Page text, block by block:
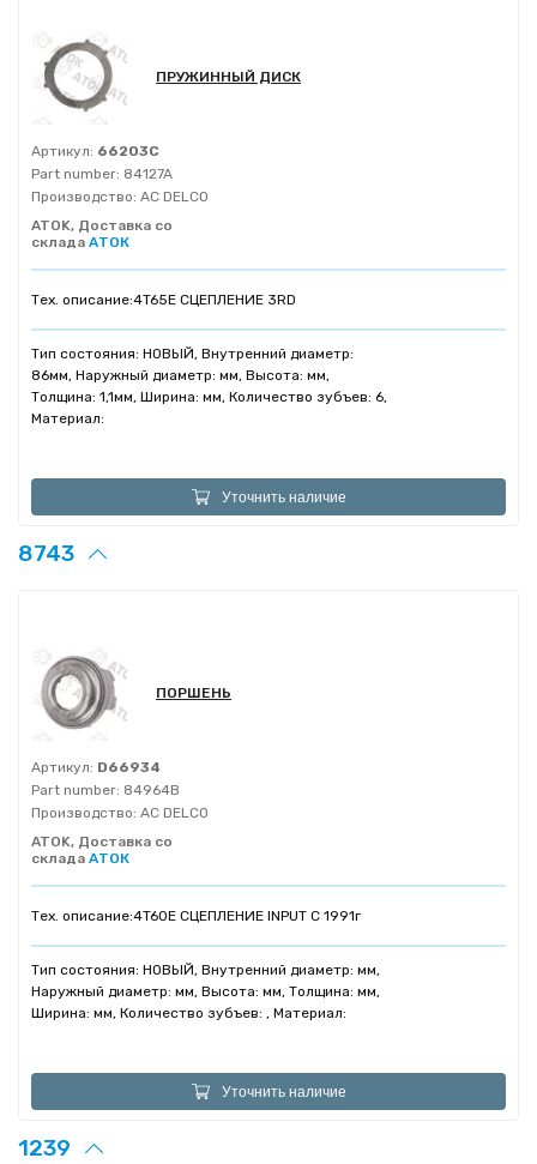
ПРУЖИННЫЙ ДИСК
Артикул: 66203C
Part number: 84127A
Производство: AC DELCO
ATOK, Доставка со
склада АТОК
Тех. описание:4T65E СЦЕПЛЕНИЕ 3RD
Тип состояния: НОВЫЙ, Внутренний диаметр:
86мм, Наружный диаметр: мм, Высота: мм,
Толщина: 1,1мм, Ширина: мм, Количество зубъев: 6,
Материал:
Уточнить наличие
8743
ПОРШЕНЬ
Артикул: D66934
Part number: 84964B
Производство: AC DELCO
ATOK, Доставка со
склада АТОК
Тех. описание:4T60E СЦЕПЛЕНИЕ INPUT C 1991г
Тип состояния: НОВЫЙ, Внутренний диаметр: мм,
Наружный диаметр: мм, Высота: мм, Толщина: мм,
Ширина: мм, Количество зубъев: , Материал:
Уточнить наличие
1239